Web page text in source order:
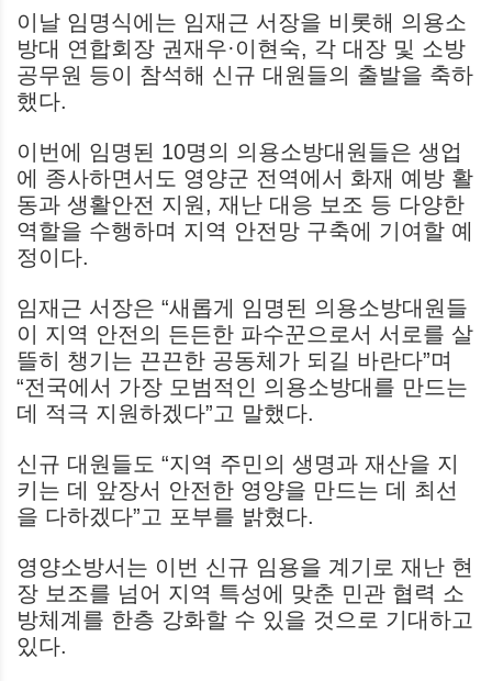
이날 임명식에는 임재근 서장을 비롯해 의용소
방대 연합회장 권재우·이현숙, 각 대장 및 소방
공무원 등이 참석해 신규 대원들의 출발을 축하
했다.
이번에 임명된 10명의 의용소방대원들은 생업
에 종사하면서도 영양군 전역에서 화재 예방 활
동과 생활안전 지원, 재난 대응 보조 등 다양한
역할을 수행하며 지역 안전망 구축에 기여할 예
정이다.
임재근 서장은 “새롭게 임명된 의용소방대원들
이 지역 안전의 든든한 파수꾼으로서 서로를 살
뜰히 챙기는 끈끈한 공동체가 되길 바란다”며
“전국에서 가장 모범적인 의용소방대를 만드는
데 적극 지원하겠다”고 말했다.
신규 대원들도 “지역 주민의 생명과 재산을 지
키는 데 앞장서 안전한 영양을 만드는 데 최선
을 다하겠다”고 포부를 밝혔다.
영양소방서는 이번 신규 임용을 계기로 재난 현
장 보조를 넘어 지역 특성에 맞춘 민관 협력 소
방체계를 한층 강화할 수 있을 것으로 기대하고
있다.